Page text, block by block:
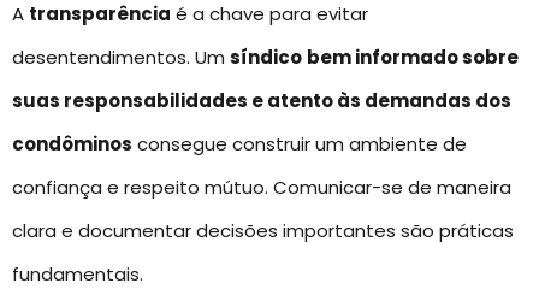
A transparência é a chave para evitar
desentendimentos. Um síndico bem informado sobre
suas responsabilidades e atento às demandas dos
condôminos consegue construir um ambiente de
confiança e respeito mútuo. Comunicar-se de maneira
clara e documentar decisões importantes são práticas
fundamentais.